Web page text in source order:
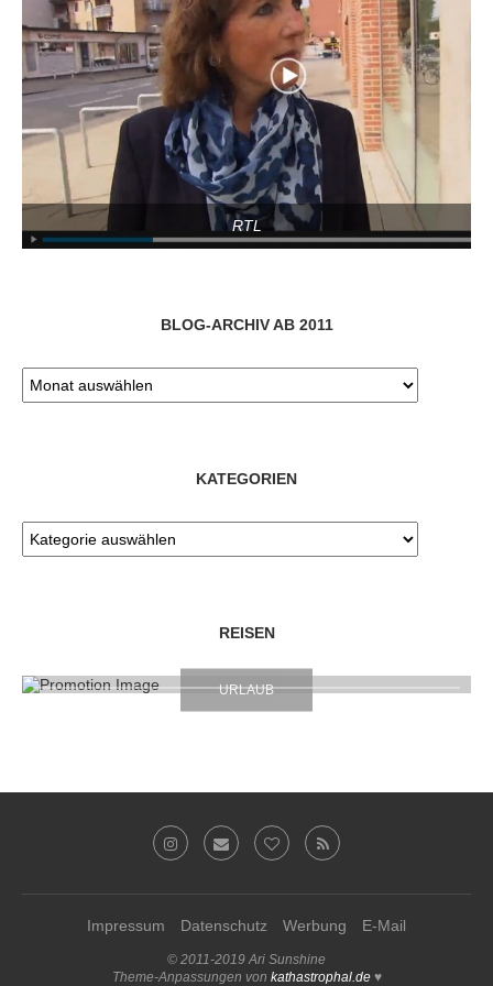
RTL
BLOG-ARCHIV AB 2011
KATEGORIEN
REISEN
URLAUB
Impressum Datenschutz Werbung E-Mail
© 2011-2019 Ari Sunshine
Theme-Anpassungen von kathastrophal.de♥